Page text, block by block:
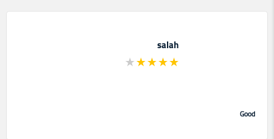
salah
Good